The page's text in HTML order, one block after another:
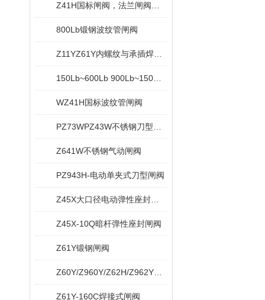
800Lb锻钢波纹管闸阀
WZ41H国标波纹管闸阀
Z641W不锈钢气动闸阀
PZ943H-电动单夹式刀型闸阀
Z45X-10Q暗杆弹性座封闸阀
Z61Y锻钢闸阀
Z61Y-160C焊接式闸阀